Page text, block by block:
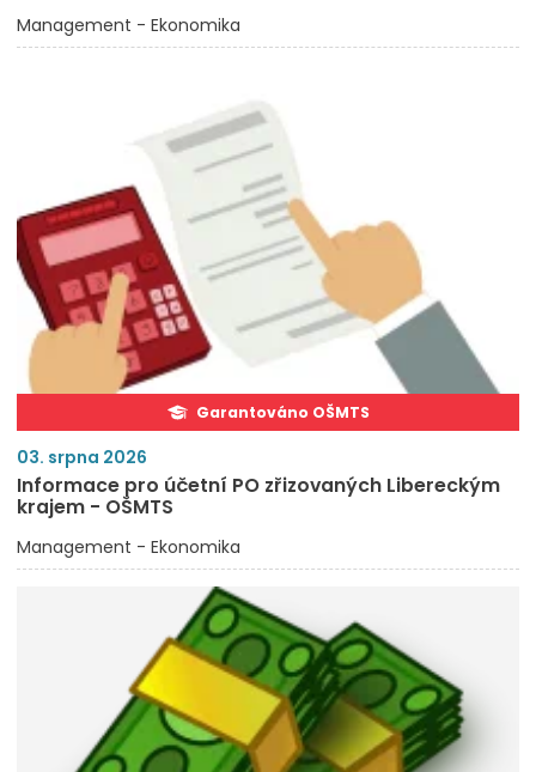
Management - Ekonomika
Garantováno OŠMTS
03. srpna 2026
Informace pro účetní PO zřizovaných Libereckým
krajem - OŠMTS
Management - Ekonomika